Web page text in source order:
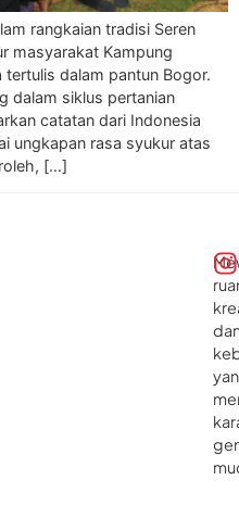
rangkaian tradisi Seren
masyarakat Kampung
tertulis dalam pantun Bogor.
dalam siklus pertanian
catatan dari Indonesia
ungkapan rasa syukur atas
[…]